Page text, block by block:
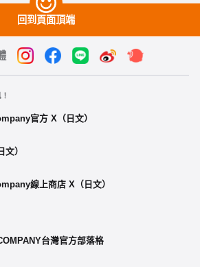
回到頁面頂端
官方 X（日文）
）
線上商店 X（日文）
台灣官方部落格